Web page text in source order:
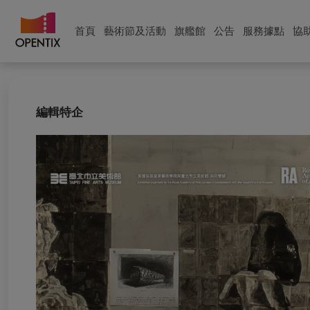
首頁 藝術節及活動 旗艦館 公告 服務據點 協
編輯特企